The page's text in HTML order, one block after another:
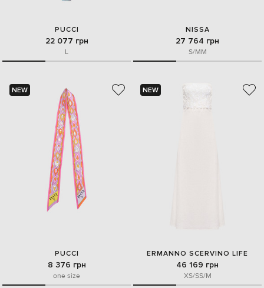
PUCCI
22 077 грн
L
NISSA
27 764 грн
S/MM
NEW
PUCCI
8 376 грн
one size
NEW
ERMANNO SCERVINO LIFE
46 169 грн
XS/SS/M